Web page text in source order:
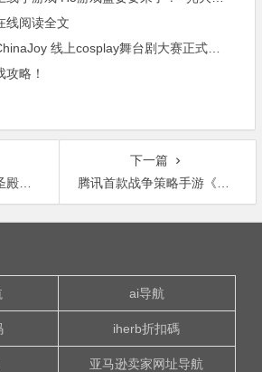
线阅读全文
《天涯明月刀》携手ChinaJoy 线上cosplay舞台剧大赛正式开启
攻略！
试玩
下一篇
腾讯首款战争策略手游《乱世王者》预约开启 特色大揭秘
ai导航
iherb折扣碼
亚马逊卖家网址导航